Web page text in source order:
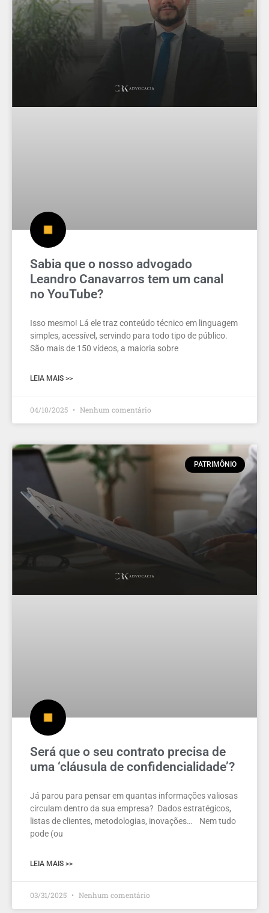
Sabia que o nosso advogado
Leandro Canavarros tem um canal
no YouTube?
Isso mesmo! Lá ele traz conteúdo técnico em linguagem
simples, acessível, servindo para todo tipo de público.
São mais de 150 vídeos, a maioria sobre
LEIA MAIS >>
04/10/2025 Nenhum comentário
PATRIMÔNIO
Será que o seu contrato precisa de
uma ‘cláusula de confidencialidade’?
Já parou para pensar em quantas informações valiosas
circulam dentro da sua empresa? Dados estratégicos,
listas de clientes, metodologias, inovações… Nem tudo
pode (ou
LEIA MAIS >>
03/31/2025 Nenhum comentário